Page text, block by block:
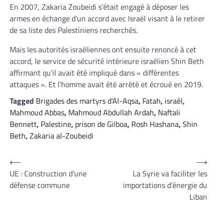
En 2007, Zakaria Zoubeidi s’était engagé à déposer les
armes en échange d’un accord avec Israël visant à le retirer
de sa liste des Palestiniens recherchés.
Mais les autorités israéliennes ont ensuite renoncé à cet
accord, le service de sécurité intérieure israélien Shin Beth
affirmant qu’il avait été impliqué dans « différentes
attaques ». Et l’homme avait été arrêté et écroué en 2019.
Tagged Brigades des martyrs d'Al-Aqsa, Fatah, israél,
Mahmoud Abbas, Mahmoud Abdullah Ardah, Naftali
Bennett, Palestine, prison de Gilboa, Rosh Hashana,Shin
Beth,Zakaria al-Zoubeidi
Navigation
de
l’article
⟵
UE : Construction d’une
défense commune
La Syrie va faciliter les
importations d’énergie du
Liban
⟶